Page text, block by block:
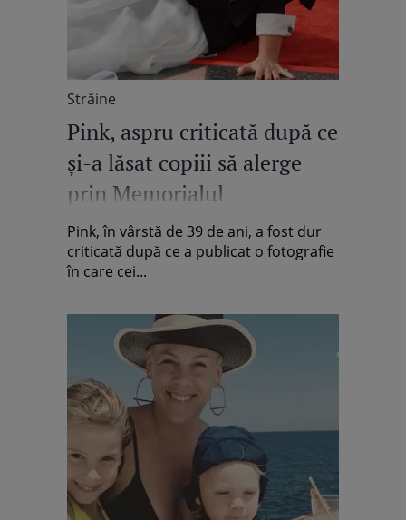
Străine
Pink, aspru criticată după ce
și-a lăsat copiii să alerge
prin Memorialul
Holocaustului
Pink, în vârstă de 39 de ani, a fost dur
criticată după ce a publicat o fotografie
în care cei...